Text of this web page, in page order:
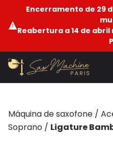
Encerramento de 29
Reabertura a 14 de abril
Máquina de saxofone /
Soprano / Ligature